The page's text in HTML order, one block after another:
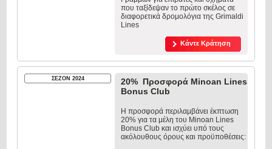
που ταξίδεψαν το πρώτο σκέλος σε
διαφορετικά δρομολόγια της Grimaldi
Lines
Κάντε Κράτηση
ΣΕΖΟΝ 2024
20% Προσφορά Minoan Lines
Bonus Club
Η προσφορά περιλαμβάνει έκπτωση
20% για τα μέλη του Minoan Lines
Bonus Club και ισχύει υπό τους
ακόλουθους όρους και προϋποθέσεις: